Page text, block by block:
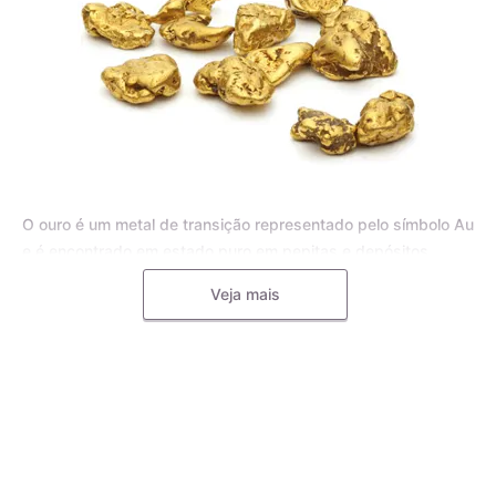
Veja mais
O ouro é um metal de transição representado pelo símbolo Au
aluviais, bem como em pequenas inclusões em rochas
metamórficas e minerais, como o quartzo. Para joias, o ouro